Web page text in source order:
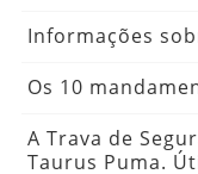
Informações
Os 10
A Trava de
Taurus Puma.